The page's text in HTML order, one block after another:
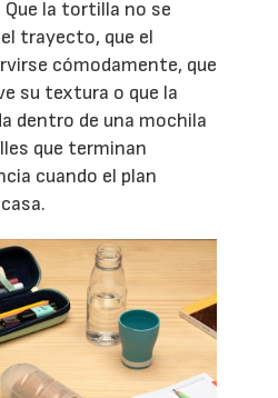
la tortilla no se
trayecto, que el
cómodamente, que
su textura o que la
dentro de una mochila
que terminan
cuando el plan